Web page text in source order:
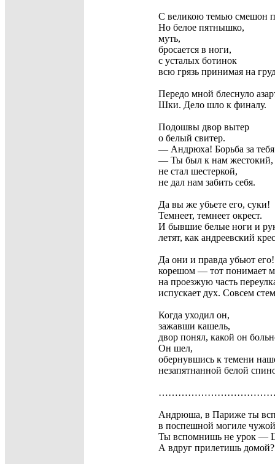
С великою темью смешон
Но белое пятнышко,
муть,
бросается в ноги,
с усталых ботинок
всю грязь принимая на
Передо мной блеснуло
Шки. Дело шло к финалу.
Подошвы двор вытер
о белый свитер.
— Андрюха! Борьба за
— Ты был к нам жестокий,
не стал шестеркой,
не дал нам забить себя.
Да вы же убьете его, суки!
Темнеет, темнеет окрест.
И бывшие белые ноги и
летят, как андреевский
Да они и правда убьют
корешом — тот понимает
на проезжую часть
испускает дух. Совсем
Когда уходил он,
зажавши кашель,
двор понял, какой он
Он шел,
обернувшись к темени
незапятнанной белой
Андрюша, в Париже ты
в поспешной могиле
Ты вспомнишь не урок —
А вдруг прилетишь домой?